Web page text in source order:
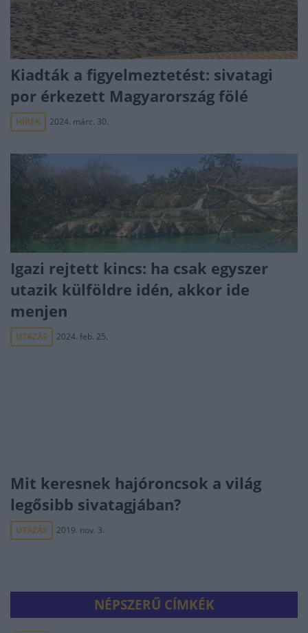
Kiadták a figyelmeztetést: sivatagi
por érkezett Magyarország fölé
HÍREK 2024. márc. 30.
Igazi rejtett kincs: ha csak egyszer
utazik külföldre idén, akkor ide
menjen
UTAZÁS 2024. feb. 25.
Mit keresnek hajóroncsok a világ
legősibb sivatagjában?
UTAZÁS 2019. nov. 3.
NÉPSZERŰ CÍMKÉK